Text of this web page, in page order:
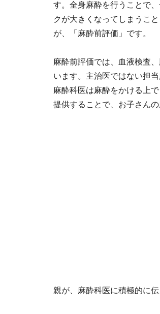
す。全身麻酔を行うことで
クが大きくなってしまうこ
が、「麻酔前評価」です。
麻酔前評価では、血液検査
います。主治医ではない担
麻酔科医は麻酔をかける上
提供することで、お子さん
親が、麻酔科医に積極的に